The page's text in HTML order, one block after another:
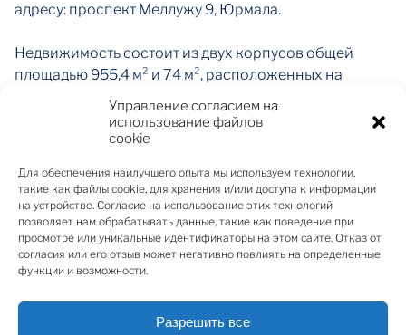
Управление согласием на
использование файлов
cookie
Для обеспечения наилучшего опыта мы используем технологии,
такие как файлы cookie, для хранения и/или доступа к информации
на устройстве. Согласие на использование этих технологий
позволяет нам обрабатывать данные, такие как поведение при
просмотре или уникальные идентификаторы на этом сайте. Отказ от
согласия или его отзыв может негативно повлиять на определенные
функции и возможности.
Разрешить все
адресу: проспект Меллужу 9, Юрмала.
Недвижимость состоит из двух корпусов общей
площадью 955,4 м² и 74 м², расположенных на
земельном участке 1 296 м².
дание находится в хорошем состоянии и полностью
Доступны все коммуникации: газовое отопление с
индивидуальным котлом, электричество,
центральное водоснабжение и канализация, а также
система охраны и видеонаблюдения. Огороженная,
благоустроенная территория с асфальтированным